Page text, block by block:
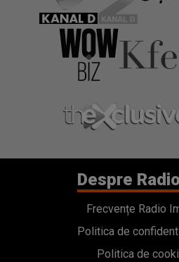
Despre
Frecvențe Radio
Politica de
Politica de